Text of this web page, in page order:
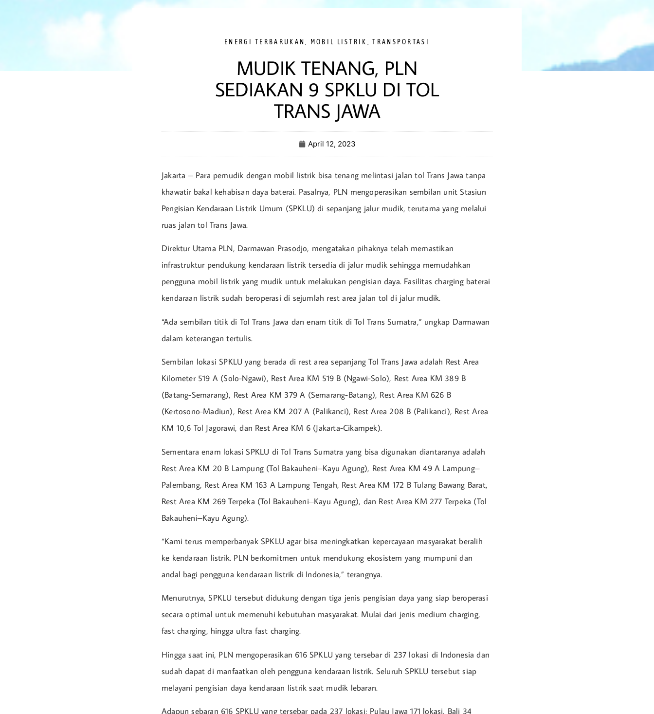
ENERGI TERBARUKAN MOBIL LISTRIK ,TRANSPORTASI
MUDIK TENANG, PLN
SEDIAKAN 9 SPKLU DI TOL
TRANS JAWA
April 12, 2023
Jakarta – Para pemudik dengan mobil listrik bisa tenang melintasi jalan tol Trans Jawa tanpa
khawatir bakal kehabisan daya baterai. Pasalnya, PLN mengoperasikan sembilan unit Stasiun
Pengisian Kendaraan Listrik Umum (SPKLU) di sepanjang jalur mudik, terutama yang melalui
ruas jalan tol Trans Jawa.
Direktur Utama PLN, Darmawan Prasodjo, mengatakan pihaknya telah memastikan
infrastruktur pendukung kendaraan listrik tersedia di jalur mudik sehingga memudahkan
pengguna mobil listrik yang mudik untuk melakukan pengisian daya. Fasilitas charging baterai
kendaraan listrik sudah beroperasi di sejumlah rest area jalan tol di jalur mudik.
“Ada sembilan titik di Tol Trans Jawa dan enam titik di Tol Trans Sumatra,” ungkap Darmawan
dalam keterangan tertulis.
Sembilan lokasi SPKLU yang berada di rest area sepanjang Tol Trans Jawa adalah Rest Area
Kilometer 519 A (Solo-Ngawi), Rest Area KM 519 B (Ngawi-Solo), Rest Area KM 389 B
(Batang-Semarang), Rest Area KM 379 A (Semarang-Batang), Rest Area KM 626 B
(Kertosono-Madiun), Rest Area KM 207 A (Palikanci), Rest Area 208 B (Palikanci), Rest Area
KM 10,6 Tol Jagorawi, dan Rest Area KM 6 (Jakarta-Cikampek).
Sementara enam lokasi SPKLU di Tol Trans Sumatra yang bisa digunakan diantaranya adalah
Rest Area KM 20 B Lampung (Tol Bakauheni–Kayu Agung), Rest Area KM 49 A Lampung–
Palembang, Rest Area KM 163 A Lampung Tengah, Rest Area KM 172 B Tulang Bawang Barat,
Rest Area KM 269 Terpeka (Tol Bakauheni–Kayu Agung), dan Rest Area KM 277 Terpeka (Tol
Bakauheni–Kayu Agung).
“Kami terus memperbanyak SPKLU agar bisa meningkatkan kepercayaan masyarakat beralih
ke kendaraan listrik. PLN berkomitmen untuk mendukung ekosistem yang mumpuni dan
andal bagi pengguna kendaraan listrik di Indonesia,” terangnya.
Menurutnya, SPKLU tersebut didukung dengan tiga jenis pengisian daya yang siap beroperasi
secara optimal untuk memenuhi kebutuhan masyarakat. Mulai dari jenis medium charging,
fast charging, hingga ultra fast charging.
Hingga saat ini, PLN mengoperasikan 616 SPKLU yang tersebar di 237 lokasi di Indonesia dan
sudah dapat di manfaatkan oleh pengguna kendaraan listrik. Seluruh SPKLU tersebut siap
melayani pengisian daya kendaraan listrik saat mudik lebaran.
Adapun sebaran 616 SPKLU yang tersebar pada 237 lokasi; Pulau Jawa 171 lokasi, Bali 34